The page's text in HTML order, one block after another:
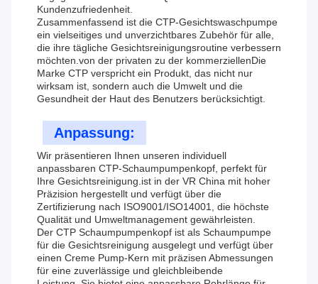
Kundenzufriedenheit.
Zusammenfassend ist die CTP-Gesichtswaschpumpe
ein vielseitiges und unverzichtbares Zubehör für alle,
die ihre tägliche Gesichtsreinigungsroutine verbessern
möchten.von der privaten zu der kommerziellenDie
Marke CTP verspricht ein Produkt, das nicht nur
wirksam ist, sondern auch die Umwelt und die
Gesundheit der Haut des Benutzers berücksichtigt.
Anpassung:
Wir präsentieren Ihnen unseren individuell
anpassbaren CTP-Schaumpumpenkopf, perfekt für
Ihre Gesichtsreinigung.ist in der VR China mit hoher
Präzision hergestellt und verfügt über die
Zertifizierung nach ISO9001/ISO14001, die höchste
Qualität und Umweltmanagement gewährleisten.
Der CTP Schaumpumpenkopf ist als Schaumpumpe
für die Gesichtsreinigung ausgelegt und verfügt über
einen Creme Pump-Kern mit präzisen Abmessungen
für eine zuverlässige und gleichbleibende